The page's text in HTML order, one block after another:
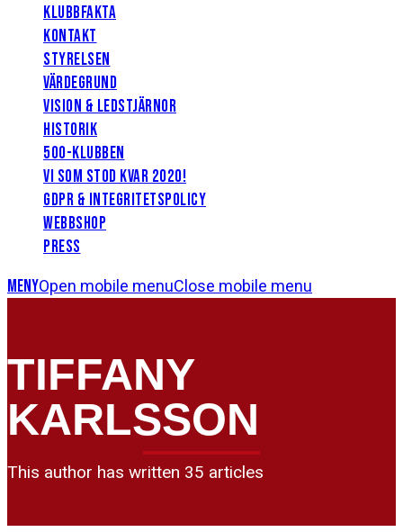
KLUBBFAKTA
KONTAKT
STYRELSEN
VÄRDEGRUND
VISION & LEDSTJÄRNOR
HISTORIK
500-KLUBBEN
VI SOM STOD KVAR 2020!
GDPR & INTEGRITETSPOLICY
WEBBSHOP
PRESS
MenyOpen mobile menuClose mobile menu
TIFFANY
KARLSSON
This author has written 35 articles